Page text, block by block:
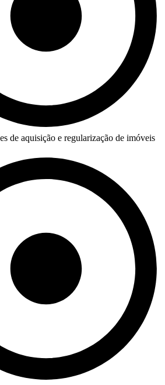
de aquisição e regularização de imóveis